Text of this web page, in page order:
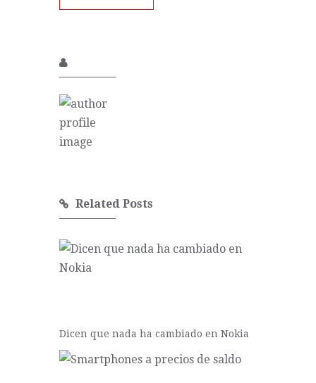
Related Posts
Dicen que nada ha cambiado en Nokia